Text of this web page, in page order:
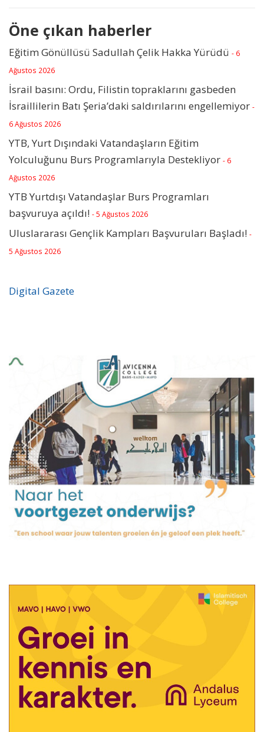
Öne çıkan haberler
Eğitim Gönüllüsü Sadullah Çelik Hakka Yürüdü - 6
Ağustos 2026
İsrail basını: Ordu, Filistin topraklarını gasbeden
İsraillilerin Batı Şeria’daki saldırılarını engellemiyor -
6 Ağustos 2026
YTB, Yurt Dışındaki Vatandaşların Eğitim
Yolculuğunu Burs Programlarıyla Destekliyor - 6
Ağustos 2026
YTB Yurtdışı Vatandaşlar Burs Programları
başvuruya açıldı! - 5 Ağustos 2026
Uluslararası Gençlik Kampları Başvuruları Başladı! -
5 Ağustos 2026
Digital Gazete